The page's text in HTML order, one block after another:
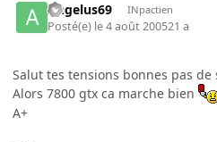
Angelus69 INpactien
Posté(e) le 4 août 200521 a
Salut tes tensions bonnes pas
Alors 7800 gtx ca marche bien
A+